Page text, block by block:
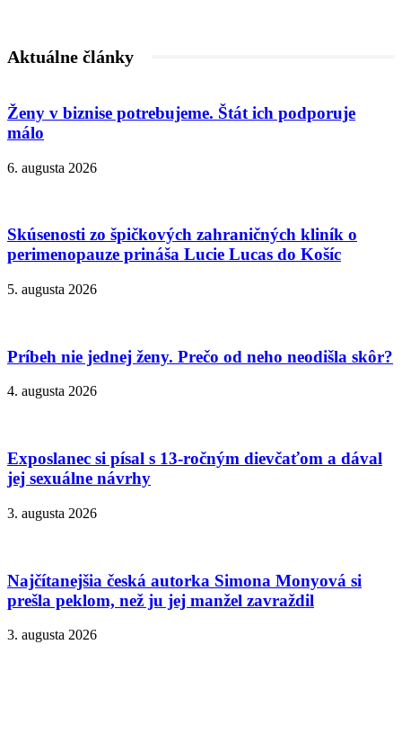
Aktuálne články
Ženy v biznise potrebujeme. Štát ich podporuje
málo
6. augusta 2026
Skúsenosti zo špičkových zahraničných kliník o
perimenopauze prináša Lucie Lucas do Košíc
5. augusta 2026
Príbeh nie jednej ženy. Prečo od neho neodišla skôr?
4. augusta 2026
Exposlanec si písal s 13-ročným dievčaťom a dával
jej sexuálne návrhy
3. augusta 2026
Najčítanejšia česká autorka Simona Monyová si
prešla peklom, než ju jej manžel zavraždil
3. augusta 2026